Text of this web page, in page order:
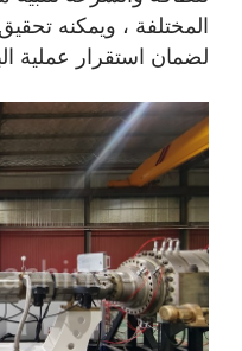
المختلفة ، ويمكنه
لضمان استقرار عملية